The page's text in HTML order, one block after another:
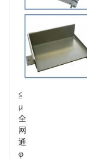
≦
μ
全
网
通
φ